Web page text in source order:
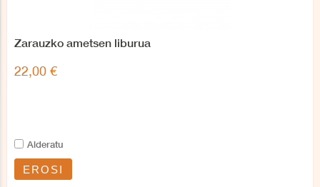
Zarauzko ametsen liburua
22,00 €
Alderatu
EROSI